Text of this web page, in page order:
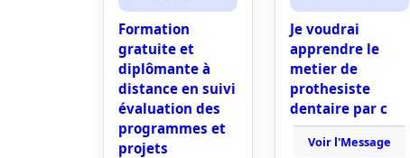
Formation
gratuite et
diplômante à
distance en suivi
évaluation des
programmes et
projets
Je voudrai
apprendre le
metier de
prothesiste
dentaire par c
Voir l'Message